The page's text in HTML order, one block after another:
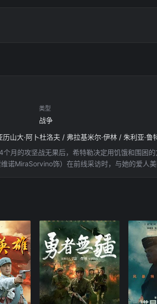
类型
战争
月的攻坚战无果后，希特勒决定用饥饿和围困
诺MiraSorvino饰）在前线采访时，与她的爱人